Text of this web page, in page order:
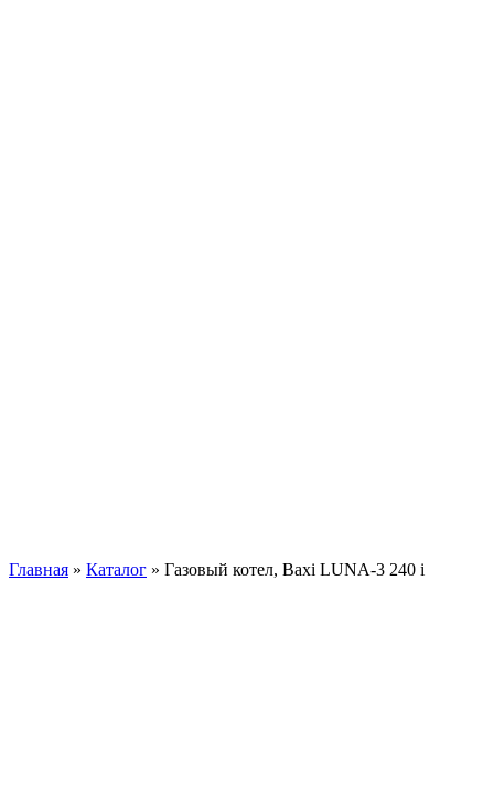
Главная » Каталог » Газовый котел, Baxi LUNA-3 240 i